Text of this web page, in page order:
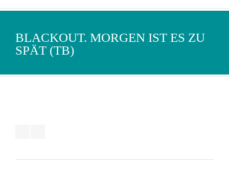
BLACKOUT. MORGEN IST ES ZU
SPÄT (TB)